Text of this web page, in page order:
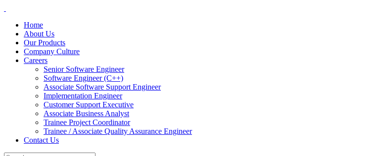
Home
About Us
Our Products
Company Culture
Careers
Senior Software Engineer
Software Engineer (C++)
Associate Software Support Engineer
Implementation Engineer
Customer Support Executive
Associate Business Analyst
Trainee Project Coordinator
Trainee / Associate Quality Assurance Engineer
Contact Us